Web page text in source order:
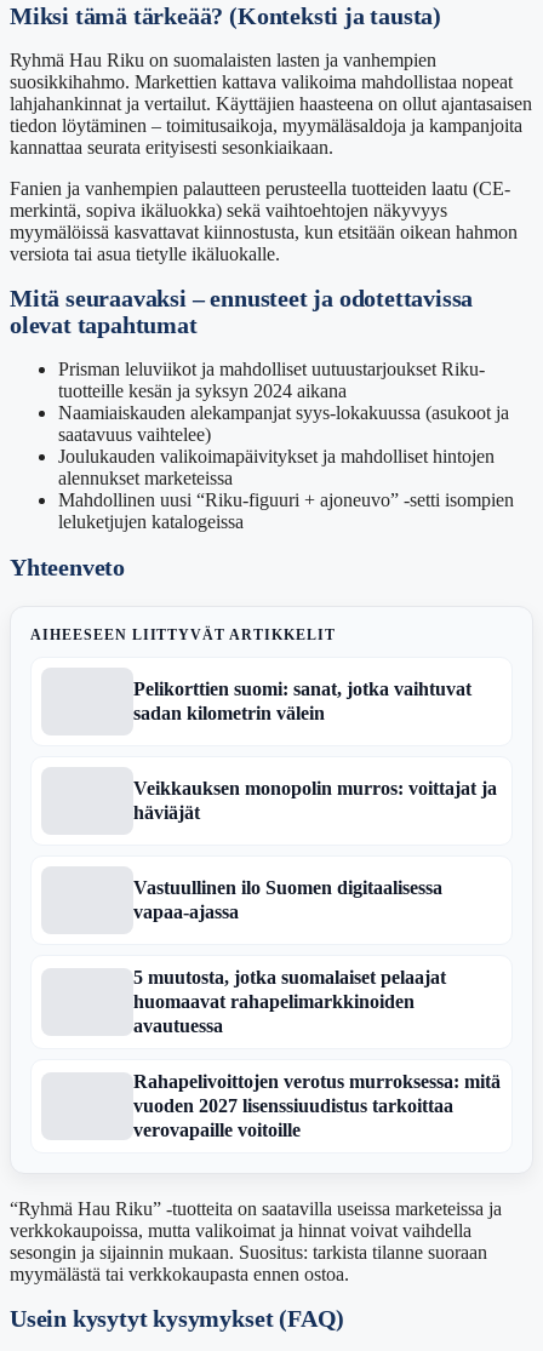
Miksi tämä tärkeää? (Konteksti ja tausta)
Ryhmä Hau Riku on suomalaisten lasten ja vanhempien
suosikkihahmo. Markettien kattava valikoima mahdollistaa nopeat
lahjahankinnat ja vertailut. Käyttäjien haasteena on ollut ajantasaisen
tiedon löytäminen – toimitusaikoja, myymäläsaldoja ja kampanjoita
kannattaa seurata erityisesti sesonkiaikaan.
Fanien ja vanhempien palautteen perusteella tuotteiden laatu (CE-
merkintä, sopiva ikäluokka) sekä vaihtoehtojen näkyvyys
myymälöissä kasvattavat kiinnostusta, kun etsitään oikean hahmon
versiota tai asua tietylle ikäluokalle.
Mitä seuraavaksi – ennusteet ja odotettavissa
olevat tapahtumat
Prisman leluviikot ja mahdolliset uutuustarjoukset Riku-
tuotteille kesän ja syksyn 2024 aikana
Naamiaiskauden alekampanjat syys-lokakuussa (asukoot ja
saatavuus vaihtelee)
Joulukauden valikoimapäivitykset ja mahdolliset hintojen
alennukset marketeissa
Mahdollinen uusi “Riku-figuuri + ajoneuvo” -setti isompien
leluketjujen katalogeissa
Yhteenveto
AIHEESEEN LIITTYVÄT ARTIKKELIT
Pelikorttien suomi: sanat, jotka vaihtuvat
sadan kilometrin välein
Veikkauksen monopolin murros: voittajat ja
häviäjät
Vastuullinen ilo Suomen digitaalisessa
vapaa-ajassa
5 muutosta, jotka suomalaiset pelaajat
huomaavat rahapelimarkkinoiden
avautuessa
Rahapelivoittojen verotus murroksessa: mitä
vuoden 2027 lisenssiuudistus tarkoittaa
verovapaille voitoille
“Ryhmä Hau Riku” -tuotteita on saatavilla useissa marketeissa ja
verkkokaupoissa, mutta valikoimat ja hinnat voivat vaihdella
sesongin ja sijainnin mukaan. Suositus: tarkista tilanne suoraan
myymälästä tai verkkokaupasta ennen ostoa.
Usein kysytyt kysymykset (FAQ)